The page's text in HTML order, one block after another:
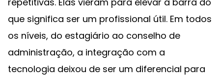
que significa ser um profissional útil. Em todos
os níveis, do estagiário ao conselho de
administração, a integração com a
tecnologia deixou de ser um diferencial para